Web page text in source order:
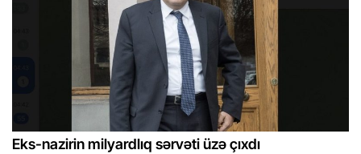
Eks-nazirin milyardlıq sərvəti üzə çıxdı